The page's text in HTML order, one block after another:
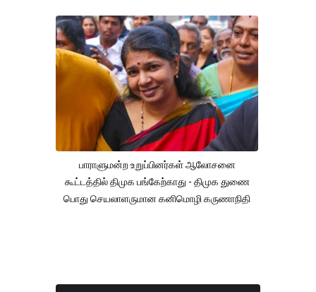
பாராளுமன்ற உறுப்பினர்கள் ஆலோசனை
கூட்டத்தில் திமுக பங்கேற்காது - திமுக துணை
பொது செயலாளருமான கனிமொழி கருணாநிதி